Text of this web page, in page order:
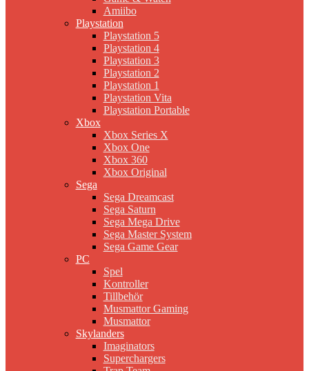
Amiibo
Playstation
Playstation 5
Playstation 4
Playstation 3
Playstation 2
Playstation 1
Playstation Vita
Playstation Portable
Xbox
Xbox Series X
Xbox One
Xbox 360
Xbox Original
Sega
Sega Dreamcast
Sega Saturn
Sega Mega Drive
Sega Master System
Sega Game Gear
PC
Spel
Kontroller
Tillbehör
Musmattor Gaming
Musmattor
Skylanders
Imaginators
Superchargers